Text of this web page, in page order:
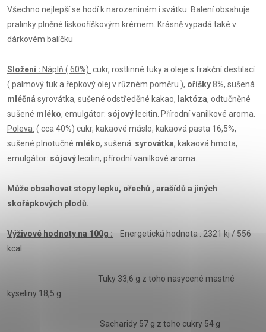
Všechno nejlepší se hodí k narozeninám i svátku. Balení obsahuje
pralinky plněné lískooříškovým krémem. Krásně vypadá také v
dárkovém balíčku
Složení : Náplň ( 60%): cukr, rostlinné tuky a oleje s frakční destilací
( palmový tuk a řepkový olej v různém poměru ), oříšky8%, sušená
mléčná syrovátka, sušené odstředěné kakao, laktóza, odtučněné
sušené mléko, emulgátor: sójový lecitin. Přírodní vanilkové aroma.
Poleva: ( cca 40%) cukr, kakaové máslo, kakaová pasta 16,5%,
sušené plnotučné mléko, sušená syrovátka, kakaová hmota,
emulgátor: sójový lecitin, přírodní vanilkové aroma.
Může obsahovat stopy lepku, ořechů , arašídů a jiných
skořápkových plodů.
Výživové hodnoty na 100g :
Energetická hodnota : 2321 kj / 556
kcal
Tuky 33,6 g z toho nasycené mastné
kyseliny 18,5 g
Sacharidy 57 g z toho cukry 54 g